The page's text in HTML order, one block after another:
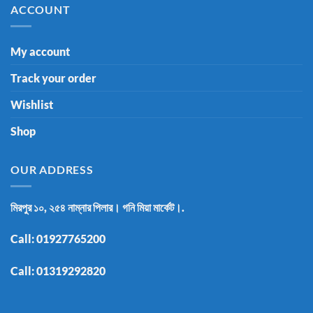
ACCOUNT
My account
Track your order
Wishlist
Shop
OUR ADDRESS
মিরপুর ১০, ২৫৪ নাম্নার পিলার। গনি মিয়া মার্কেট।.
Call:01927765200
Call:01319292820